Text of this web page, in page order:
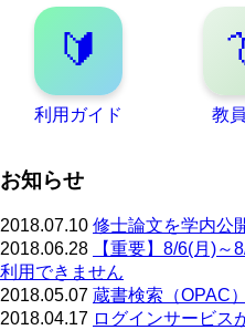
🔰
利用ガイド 教
お知らせ
2018.07.10 修士論文を学内公
2018.06.28
【重要】8/6(月)
利用できません
2018.05.07 蔵書検索（OPAC
2018.04.17 ログインサービス